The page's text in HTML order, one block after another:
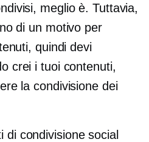
meglio è. Tuttavia,
di un motivo per
quindi devi
crei i tuoi contenuti,
la condivisione dei
di condivisione social